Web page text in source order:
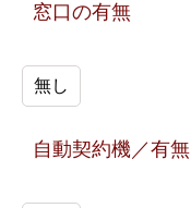
窓口の有無
無し
自動契約機／有無